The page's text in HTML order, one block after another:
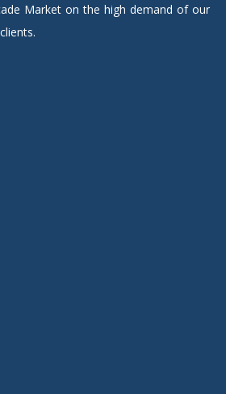
Market on the high demand of our